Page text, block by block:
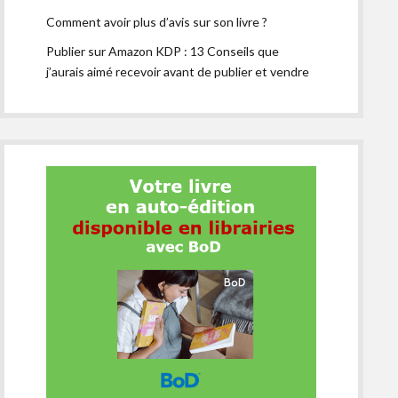
Comment avoir plus d’avis sur son livre ?
Publier sur Amazon KDP : 13 Conseils que
j’aurais aimé recevoir avant de publier et vendre